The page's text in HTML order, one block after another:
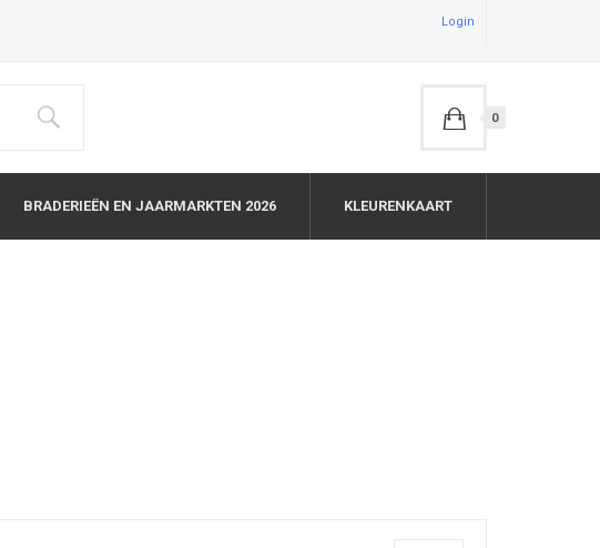
Login
0
BRADERIEËN EN JAARMARKTEN 2026 KLEURENKAART